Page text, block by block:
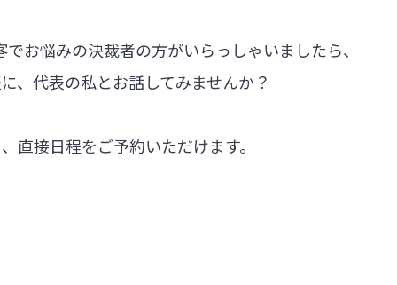
お悩みの決裁者の方がいらっしゃいましたら、
、代表の私とお話してみませんか？
直接日程をご予約いただけます。